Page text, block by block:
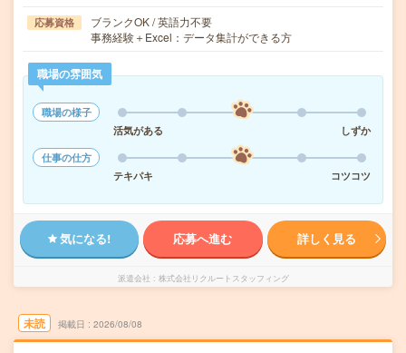
応募資格
ブランクOK / 英語力不要
事務経験＋Excel：データ集計ができる方
職場の雰囲気
職場の様子
活気がある
しずか
仕事の仕方
テキパキ
コツコツ
気になる! 応募へ進む 詳しく見る
派遣会社 株式会社リクルートスタッフィング
未読 掲載日 2026/08/08